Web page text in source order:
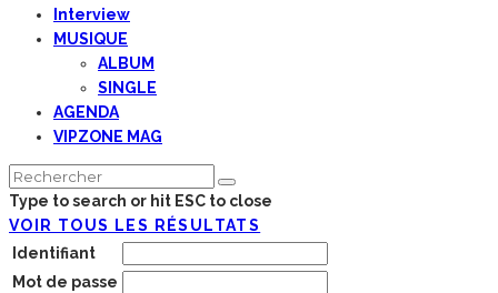
Interview
MUSIQUE
ALBUM
SINGLE
AGENDA
VIPZONE MAG
Type to search or hit ESC to close
VOIR TOUS LES RÉSULTATS
Identifiant
Mot de passe